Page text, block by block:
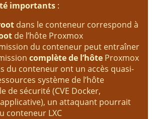
importants :
dans le conteneur correspond à
de l’hôte Proxmox
du conteneur peut entraîner
complète de l’hôte Proxmox
du conteneur ont un accès quasi-
système de l’hôte
de sécurité (CVE Docker,
un attaquant pourrait
conteneur LXC